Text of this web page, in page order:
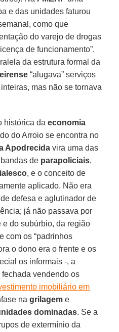
e das unidades faturou
como que
do varejo de drogas
de funcionamento”.
da estrutura formal da
“alugava” serviços
mas não se tornava
histórica daeconomia
do Arroio se encontra no
Apodrecida vira uma das
bandas de parapoliciais,
, e o conceito de
aplicado. Não era
defesa e aglutinador de
já não passava por
do subúrbio, da região
com os “padrinhos
o dono era o frente e os
os informais -, a
vendendo os
imobiliário em
nagrilagem e
dominadas. Se a
de extermínio da